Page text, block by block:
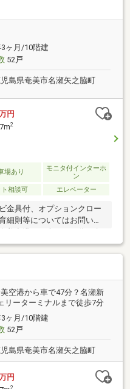
ヶ月/10階建
52戸
児島県奄美市名瀬矢之脇町
円
2
場あり
モニタ付インターホ
ン
相談可 エレベーター
金具付、オプションクロー
則等についてはお問い合
美空港から車で４７分。名
まで徒歩７分◆3年間の設
ご購入いただいたお客様に
理費用を軽減する「あんし
しております。※保証内容
あり◆設備トラブルの問い
成約されたお客様には、突
する「駆けつけ」サービス
期間・対象者・対象設備
空港から車で47分？名瀬新
リーターミナルまで徒歩7分
ヶ月/10階建
52戸
児島県奄美市名瀬矢之脇町
円
2